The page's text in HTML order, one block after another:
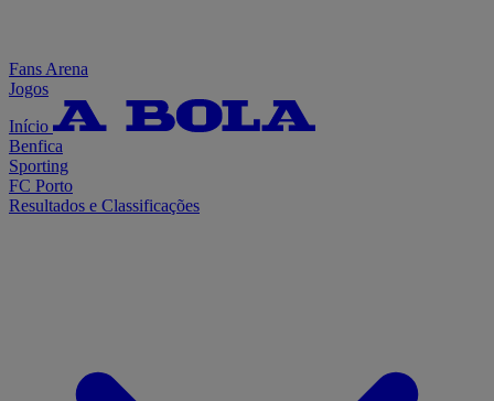
Fans Arena
Jogos
Início
Benfica
Sporting
FC Porto
Resultados e Classificações